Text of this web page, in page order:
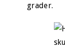
grader.